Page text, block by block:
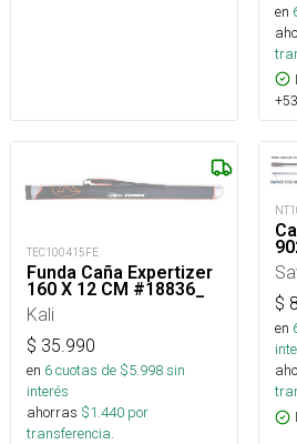
en
TEC100415FE
Funda Caña Expertizer
160 X 12 CM #18836_
Kali
$ 35.990
en 6cuotas de $5.998sin
interés
ahorras $1.440 por
transferencia.
$
en